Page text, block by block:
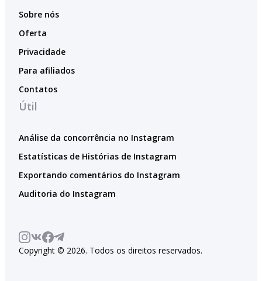
Sobre nós
Oferta
Privacidade
Para afiliados
Contatos
Útil
Análise da concorrência no Instagram
Estatísticas de Histórias de Instagram
Exportando comentários do Instagram
Auditoria do Instagram
Copyright © 2026. Todos os direitos reservados.